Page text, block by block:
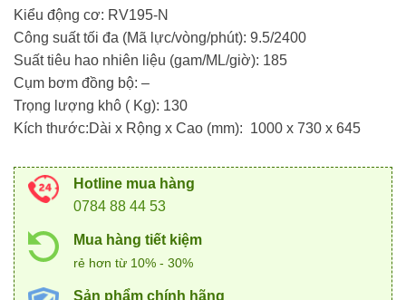
Kiểu động cơ: RV195-N
Công suất tối đa (Mã lực/vòng/phút): 9.5/2400
Suất tiêu hao nhiên liệu (gam/ML/giờ): 185
Cụm bơm đồng bộ: –
Trọng lượng khô ( Kg): 130
Kích thước:Dài x Rộng x Cao (mm): 1000 x 730 x 645
Hotline mua hàng
0784 88 44 53
Mua hàng tiết kiệm
rẻ hơn từ 10% - 30%
Sản phẩm chính hãng